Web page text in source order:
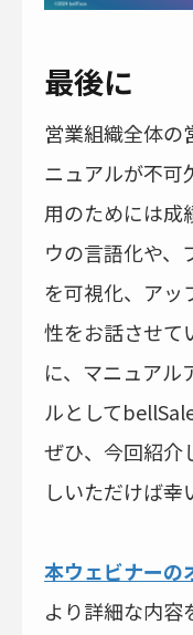
最後に
営業組織全体の
ニュアルが不可
用のためには成
ウの言語化や、
を可視化、アッ
性をお話させて
に、マニュアル
ルとして
ぜひ、今回紹介
しいただけば幸
本ウェビナーの
より詳細な内容